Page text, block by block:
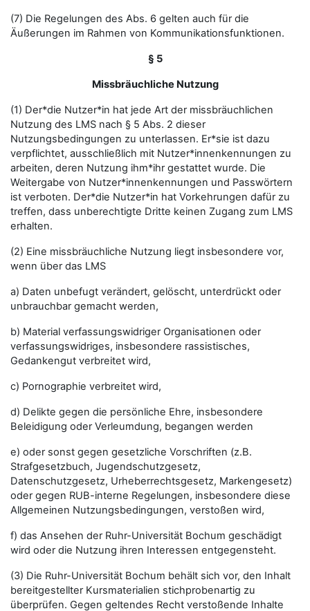
(7) Die Regelungen des Abs. 6 gelten auch für die
Äußerungen im Rahmen von Kommunikationsfunktionen.
§ 5
Missbräuchliche Nutzung
(1) Der*die Nutzer*in hat jede Art der missbräuchlichen
Nutzung des LMS nach § 5 Abs. 2 dieser
Nutzungsbedingungen zu unterlassen. Er*sie ist dazu
verpflichtet, ausschließlich mit Nutzer*innenkennungen zu
arbeiten, deren Nutzung ihm*ihr gestattet wurde. Die
Weitergabe von Nutzer*innenkennungen und Passwörtern
ist verboten. Der*die Nutzer*in hat Vorkehrungen dafür zu
treffen, dass unberechtigte Dritte keinen Zugang zum LMS
erhalten.
(2) Eine missbräuchliche Nutzung liegt insbesondere vor,
wenn über das LMS
a) Daten unbefugt verändert, gelöscht, unterdrückt oder
unbrauchbar gemacht werden,
b) Material verfassungswidriger Organisationen oder
verfassungswidriges, insbesondere rassistisches,
Gedankengut verbreitet wird,
c) Pornographie verbreitet wird,
d) Delikte gegen die persönliche Ehre, insbesondere
Beleidigung oder Verleumdung, begangen werden
e) oder sonst gegen gesetzliche Vorschriften (z.B.
Strafgesetzbuch, Jugendschutzgesetz,
Datenschutzgesetz, Urheberrechtsgesetz, Markengesetz)
oder gegen RUB-interne Regelungen, insbesondere diese
Allgemeinen Nutzungsbedingungen, verstoßen wird,
f) das Ansehen der Ruhr-Universität Bochum geschädigt
wird oder die Nutzung ihren Interessen entgegensteht.
(3) Die Ruhr-Universität Bochum behält sich vor, den Inhalt
bereitgestellter Kursmaterialien stichprobenartig zu
überprüfen. Gegen geltendes Recht verstoßende Inhalte